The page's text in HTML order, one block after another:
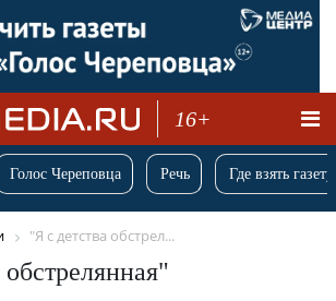
16+
Голос Череповца Речь Где взять
"Я с детства обстрел...